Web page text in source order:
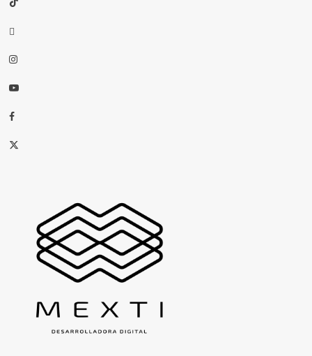
threads
Instagram
Youtube
Facebook
X